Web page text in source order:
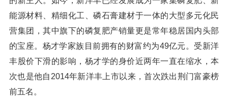
能源材料、精细化工、磷石膏建材于一体的大型多元化民
营集团，其中旗下的磷复肥产销量更是常年稳居国内头部
的宝座。杨才学家族目前拥有的财富约为49亿元。受新洋
丰股价下滑的影响，杨才学的身价近两年一直在缩水，本
次也是他自2014年新洋丰上市以来，首次跌出荆门富豪榜
前五名。